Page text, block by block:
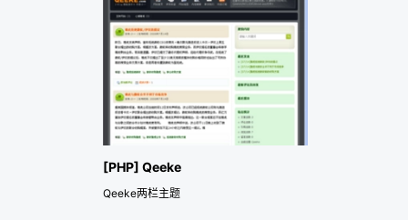
[PHP] Qeeke
Qeeke两栏主题